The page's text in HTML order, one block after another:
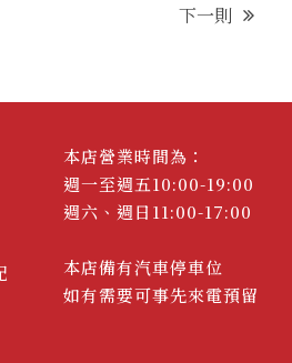
下一則
本店營業時間為：
週一至週五10:00-19:00
週六、週日11:00-17:00
本店備有汽車停車位
如有需要可事先來電預留